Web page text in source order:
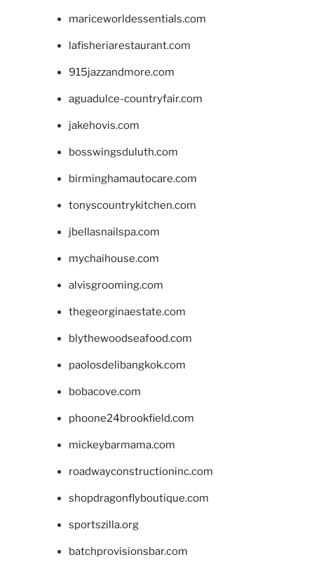
mariceworldessentials.com
lafisheriarestaurant.com
915jazzandmore.com
aguadulce-countryfair.com
jakehovis.com
bosswingsduluth.com
birminghamautocare.com
tonyscountrykitchen.com
jbellasnailspa.com
mychaihouse.com
alvisgrooming.com
thegeorginaestate.com
blythewoodseafood.com
paolosdelibangkok.com
bobacove.com
phoone24brookfield.com
mickeybarmama.com
roadwayconstructioninc.com
shopdragonflyboutique.com
sportszilla.org
batchprovisionsbar.com